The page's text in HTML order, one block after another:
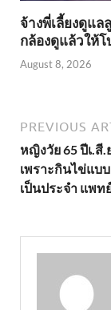
จ้างพี่เลี้ยงดูแล
กล้องดูแล้วให้
August 8, 2026
PREVIOUS
หญิงวัย 65 ปีเ.สี.
เพราะกินไข่แบบ
เป็นประจำ แพท